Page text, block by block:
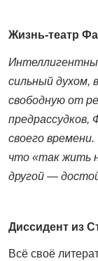
Жизнь-театр
сильный духом,
свободную от
своего
что «так жить
другой —
Диссидент из
Всё своё